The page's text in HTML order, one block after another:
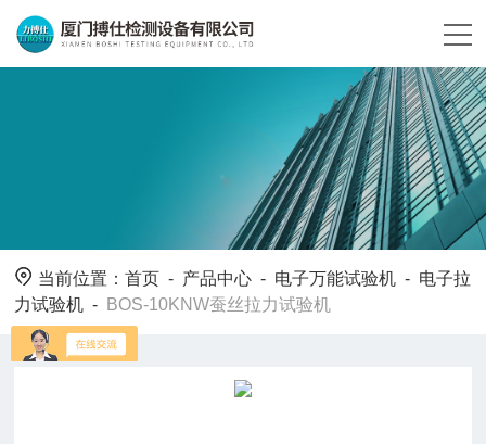
当前位置：首页 - 产品中心 - 电子万能试验机 - 电子拉
力试验机 - BOS-10KNW蚕丝拉力试验机